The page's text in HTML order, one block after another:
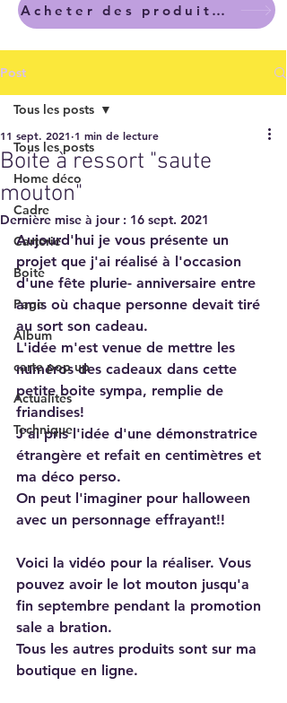
Acheter des produits scrapbooking
Post
Tous les posts
Home déco
Cadre
Carterie
Boite
Page
Album
carte pop up
Actualités
Technique
Tous les posts
Boite à ressort "saute
mouton"
11 sept. 2021 1 min de lecture
Dernière mise à jour : 16 sept. 2021
Aujourd'hui je vous présente un
projet que j'ai réalisé à l'occasion
d'une fête plurie- anniversaire entre
amis où chaque personne devait tiré
au sort son cadeau.
L'idée m'est venue de mettre les
numéros des cadeaux dans cette
petite boite sympa, remplie de
friandises!
J'ai pris l'idée d'une démonstratrice
étrangère et refait en centimètres et
ma déco perso.
On peut l'imaginer pour halloween
avec un personnage effrayant!!
Voici la vidéo pour la réaliser. Vous
pouvez avoir le lot mouton jusqu'a
fin septembre pendant la promotion
sale a bration.
Tous les autres produits sont sur ma
boutique en ligne.